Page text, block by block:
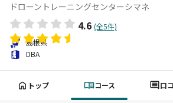
ドローントレーニングセンターシマネ
4.6 (全5件)
島根県
DBA
トップ コース 口